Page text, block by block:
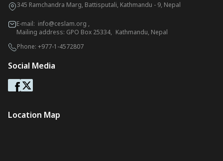
345 Ramchandra Marg, Battisputali, Kathmandu - 9, Nepal
E-mail: info@ceslam.org ,
Mailing address: GPO Box 25334, Kathmandu, Nepal
Phone: +977-1-4572807
Social Media
Location Map